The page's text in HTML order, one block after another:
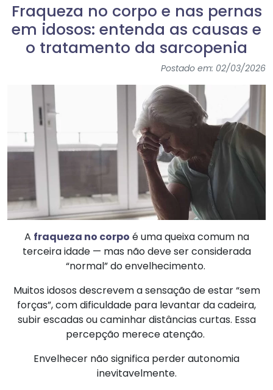
Fraqueza no corpo e nas pernas
em idosos: entenda as causas e
o tratamento da sarcopenia
Postado em: 02/03/2026
A fraqueza no corpo é uma queixa comum na
terceira idade — mas não deve ser considerada
“normal” do envelhecimento.
Muitos idosos descrevem a sensação de estar “sem
forças”, com dificuldade para levantar da cadeira,
subir escadas ou caminhar distâncias curtas. Essa
percepção merece atenção.
Envelhecer não significa perder autonomia
inevitavelmente.